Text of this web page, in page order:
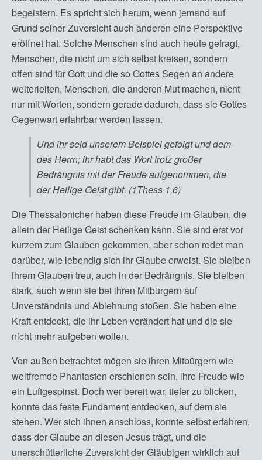
begeistern. Es spricht sich herum, wenn jemand auf
Grund seiner Zuversicht auch anderen eine Perspektive
eröffnet hat. Solche Menschen sind auch heute gefragt,
Menschen, die nicht um sich selbst kreisen, sondern
offen sind für Gott und die so Gottes Segen an andere
weiterleiten, Menschen, die anderen Mut machen, nicht
nur mit Worten, sondern gerade dadurch, dass sie Gottes
Gegenwart erfahrbar werden lassen.
Und ihr seid unserem Beispiel gefolgt und dem
des Herrn; ihr habt das Wort trotz großer
Bedrängnis mit der Freude aufgenommen, die
der Heilige Geist gibt. (1Thess 1,6)
Die Thessalonicher haben diese Freude im Glauben, die
allein der Heilige Geist schenken kann. Sie sind erst vor
kurzem zum Glauben gekommen, aber schon redet man
darüber, wie lebendig sich ihr Glaube erweist. Sie bleiben
ihrem Glauben treu, auch in der Bedrängnis. Sie bleiben
stark, auch wenn sie bei ihren Mitbürgern auf
Unverständnis und Ablehnung stoßen. Sie haben eine
Kraft entdeckt, die ihr Leben verändert hat und die sie
nicht mehr aufgeben wollen.
Von außen betrachtet mögen sie ihren Mitbürgern wie
weltfremde Phantasten erschienen sein, ihre Freude wie
ein Luftgespinst. Doch wer bereit war, tiefer zu blicken,
konnte das feste Fundament entdecken, auf dem sie
stehen. Wer sich ihnen anschloss, konnte selbst erfahren,
dass der Glaube an diesen Jesus trägt, und die
unerschütterliche Zuversicht der Gläubigen wirklich auf